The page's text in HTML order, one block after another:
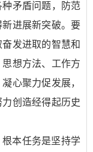
矛盾问题，防范
进展新突破。要
发进取的智慧和
想方法、工作方
心聚力促发展，
创造经得起历史
本任务是坚持学